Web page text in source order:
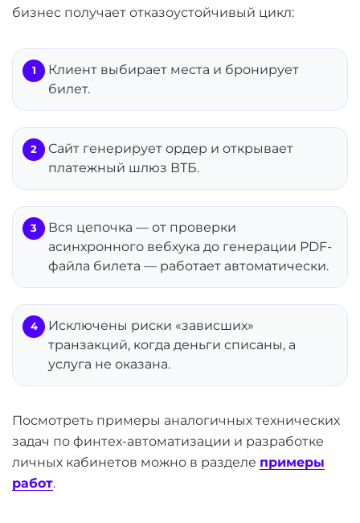
бизнес получает отказоустойчивый цикл:
Клиент выбирает места и бронирует
билет.
Сайт генерирует ордер и открывает
платежный шлюз ВТБ.
Вся цепочка — от проверки
асинхронного вебхука до генерации PDF-
файла билета — работает автоматически.
Исключены риски «зависших»
транзакций, когда деньги списаны, а
услуга не оказана.
Посмотреть примеры аналогичных технических
задач по финтех-автоматизации и разработке
личных кабинетов можно в разделе примеры
работ.